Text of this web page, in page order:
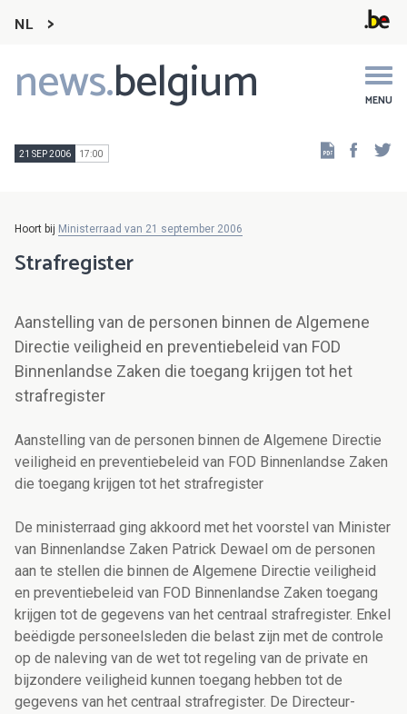
NL
news.belgium MENU
Main
navigation
21 SEP 2006 17:00
Hoort bij Ministerraad van 21 september 2006
Strafregister
Aanstelling van de personen binnen de Algemene
Directie veiligheid en preventiebeleid van FOD
Binnenlandse Zaken die toegang krijgen tot het
strafregister
Aanstelling van de personen binnen de Algemene Directie
veiligheid en preventiebeleid van FOD Binnenlandse Zaken
die toegang krijgen tot het strafregister
De ministerraad ging akkoord met het voorstel van Minister
van Binnenlandse Zaken Patrick Dewael om de personen
aan te stellen die binnen de Algemene Directie veiligheid
en preventiebeleid van FOD Binnenlandse Zaken toegang
krijgen tot de gegevens van het centraal strafregister. Enkel
beëdigde personeelsleden die belast zijn met de controle
op de naleving van de wet tot regeling van de private en
bijzondere veiligheid kunnen toegang hebben tot de
gegevens van het centraal strafregister. De Directeur-